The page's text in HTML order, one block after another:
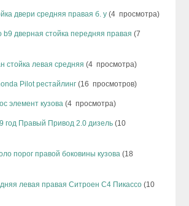
двери средняя правая б. у (4 просмотра)
b9 дверная стойка передняя правая (7
стойка левая средняя (4 просмотра)
Pilot рестайлинг (16 просмотров)
элемент кузова (4 просмотра)
год Правый Привод 2.0 дизель (10
порог правой боковины кузова (18
левая правая Ситроен С4 Пикассо (10